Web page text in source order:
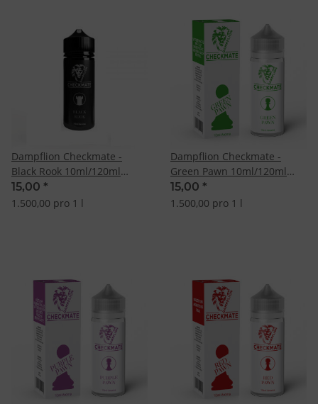
Dampflion Checkmate -
Black Rook 10ml/120ml
Longfill Aroma
15,00 *
1.500,00 pro 1 l
Dampflion Checkmate -
Green Pawn 10ml/120ml
Longfill-Aroma
15,00 *
1.500,00 pro 1 l